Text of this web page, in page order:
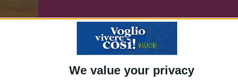
We value your privacy